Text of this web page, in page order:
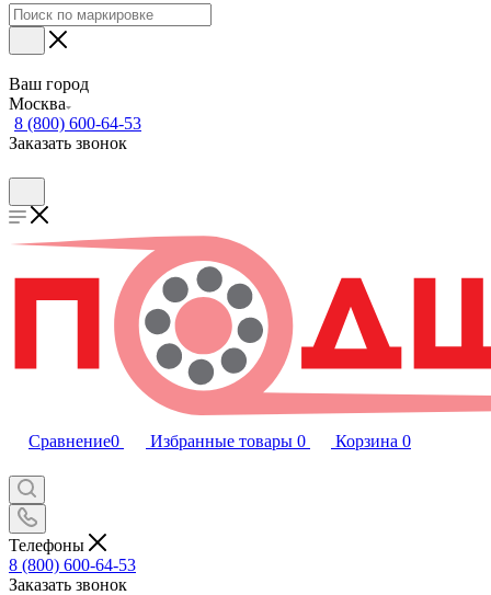
Ваш город
Москва
8 (800) 600-64-53
Заказать звонок
Сравнение0 Избранные товары 0 Корзина 0
Телефоны
8 (800) 600-64-53
Заказать звонок